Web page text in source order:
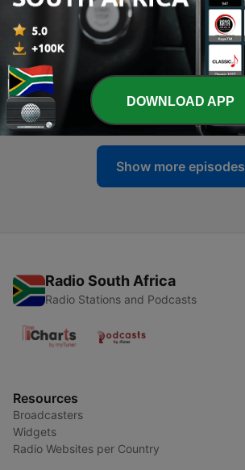
05 Jul 2026
137 - Scusate il ritardo
01 Jul 2026
136 - Lo Slam della redenzione?
08 Jun 2026
Show more episodes
Radio South Africa
Radio Stations and Podcasts
Resources
Broadcasters
Widgets
Radio Websites per Country
DOWNLOAD APP